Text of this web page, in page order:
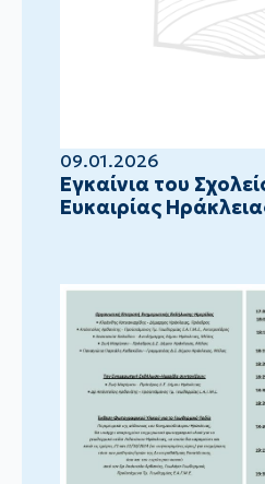
09.01.2026
Eγκαίνια του
Ευκαιρίας